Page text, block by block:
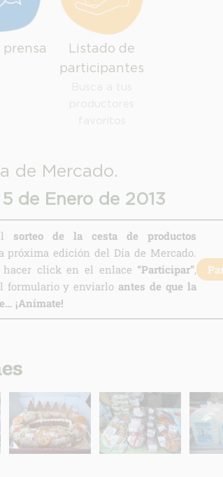
prensa
Listado de
participantes
de Mercado.
de Enero de 2013
sorteo de la cesta de productos
próxima edición del Día de Mercado.
hacer click en el enlace “Participar”,
formulario y enviarlo antes de que la
¡Anímate!